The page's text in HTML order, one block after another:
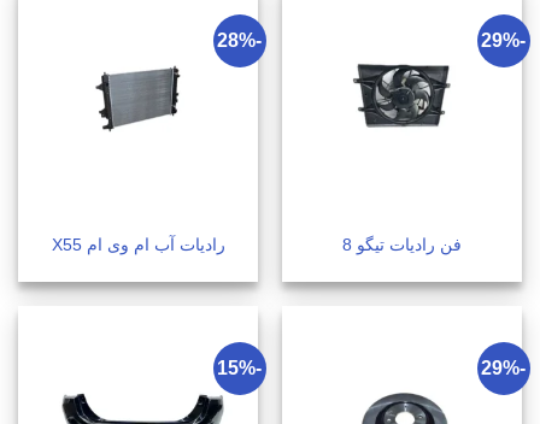
-29%
فن رادیات تیگو 8
-28%
رادیات آب ام وی ام X55
-29%
-15%